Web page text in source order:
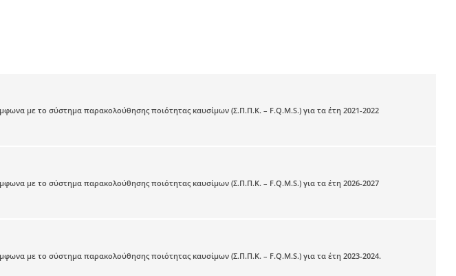
με το σύστημα παρακολούθησης ποιότητας καυσίμων (Σ.Π.Π.Κ. – F.Q.M.S.) για τα έτη 2021-2022
με το σύστημα παρακολούθησης ποιότητας καυσίμων (Σ.Π.Π.Κ. – F.Q.M.S.) για τα έτη 2026-2027
με το σύστημα παρακολούθησης ποιότητας καυσίμων (Σ.Π.Π.Κ. – F.Q.M.S.) για τα έτη 2023-2024.